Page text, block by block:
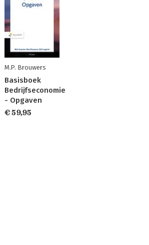
M.P. Brouwers
Basisboek
Bedrijfseconomie
- Opgaven
€ 59,95